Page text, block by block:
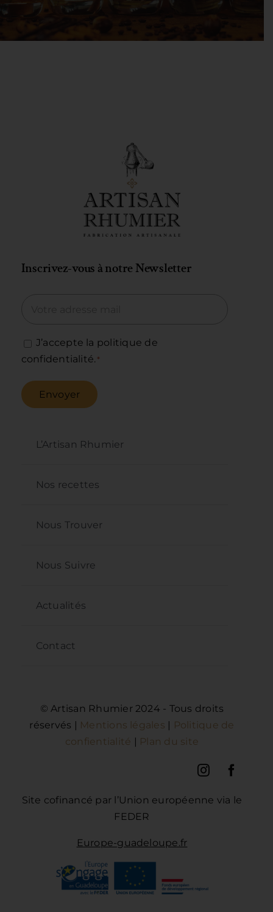
Inscrivez-vous à notre Newsletter
J’accepte la politique de
confidentialité. *
Envoyer
L’Artisan Rhumier
Nos recettes
Nous Trouver
Nous Suivre
Actualités
Contact
© Artisan Rhumier 2024 - Tous droits
réservés |
Mentions légales
Politique de
confientialité
Plan du site
Site cofinancé par l’Union européenne via le
FEDER
Europe-guadeloupe.fr